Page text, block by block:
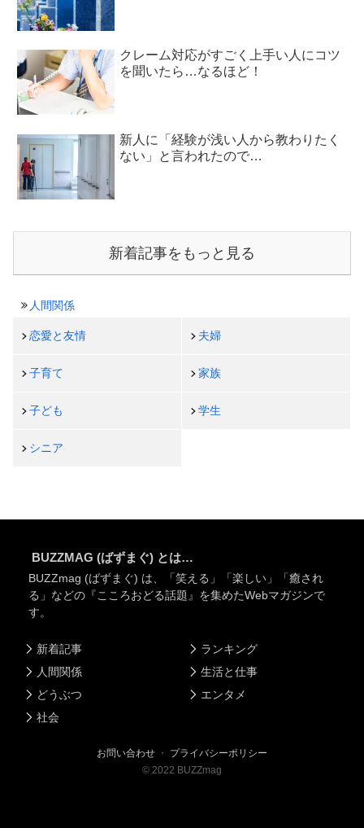
クレーム対応がすごく上手い人にコツ
を聞いたら…なるほど！
新人に「経験が浅い人から教わりたく
ない」と言われたので…
新着記事をもっと見る
人間関係
恋愛と友情 夫婦
子育て 家族
子ども 学生
シニア
BUZZMAG (ばずまぐ) とは…
BUZZmag (ばずまぐ) は、「笑える」「楽しい」「癒され
る」などの『こころおどる話題』を集めたWebマガジンで
す。
新着記事
人間関係
どうぶつ
社会
ランキング
生活と仕事
エンタメ
お問い合わせ ・ プライバシーポリシー
© 2022 BUZZmag